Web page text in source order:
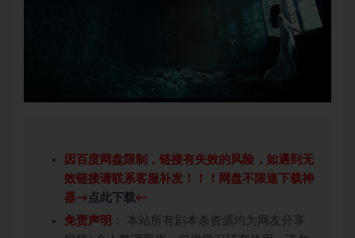
因百度网盘限制，链接有失效的风险，如遇到无
效链接请联系客服补发！！！网盘不限速下载神
器→ 点此下载←
免责声明 ： 本站所有剧本杀资源均为网友分享